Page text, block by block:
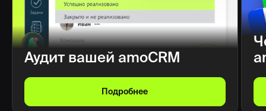
Аудит вашей amoCRM
Подробнее